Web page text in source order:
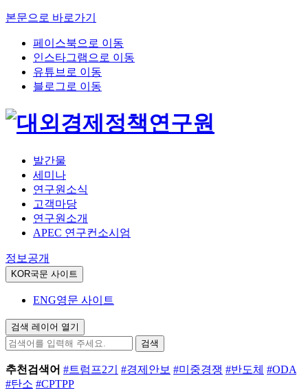
본문으로 바로가기
페이스북으로 이동
인스타그램으로 이동
유튜브로 이동
블로그로 이동
발간물
세미나
연구원소식
고객마당
연구원소개
APEC 연구컨소시엄
정보공개
KOR국문 사이트
ENG영문 사이트
검색 레이어 열기
검색
추천검색어 #트럼프2기 #경제안보 #미중경쟁 #반도체 #ODA
#탄소 #CPTPP